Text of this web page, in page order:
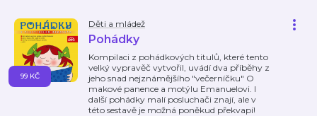
Děti a mládež
Pohádky
Kompilaci z pohádkových titulů, které tento
velký vypravěč vytvořil, uvádí dva příběhy z
jeho snad nejznámějšího "večerníčku" O
makové panence a motýlu Emanuelovi. I
další pohádky malí posluchači znají, ale v
této sestavě je možná poněkud překvapí!
99 KČ